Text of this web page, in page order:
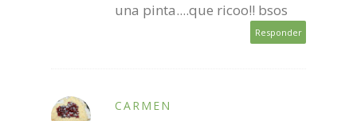
una pinta....que ricoo!! bsos
Responder
CARMEN